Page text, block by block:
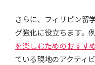
さらに、フィリピン留
グ強化に役立ちます。例
を楽しむためのおすす
ている現地のアクティ